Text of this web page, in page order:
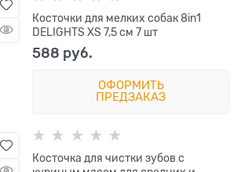
Косточки для мелких собак 8in1
DELIGHTS XS 7,5 см 7 шт
588 руб.
ОФОРМИТЬ
ПРЕДЗАКАЗ
Косточка для чистки зубов с